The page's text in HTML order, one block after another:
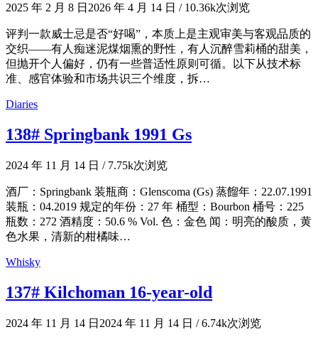
2025 年 2 月 8 日 2026 年 4 月 14 日 /10.36k次浏览
评判一款威士忌是否“好喝”，本质上是主观审美与客观品质的
交织——有人痴迷泥煤烟熏的野性，有人沉醉雪莉桶的甜美，
但抛开个人偏好，仍有一些普适性原则可循。以下从技术标
准、感官体验和市场共识三个维度，拆…
Diaries
138# Springbank 1991 Gs
2024 年 11 月 14 日 /7.75k次浏览
酒厂：Springbank 装瓶商：Glenscoma (Gs) 蒸餾年：22.07.1991
装瓶：04.2019 规定的年份：27 年 桶型：Bourbon 桶号：225
瓶数：272 酒精度：50.6 % Vol. 色：金色 闻：明亮的酸质，黄
色水果，清新的柑橘味…
Whisky
137# Kilchoman 16-year-old
2024 年 11 月 14 日 2024 年 11 月 14 日 /6.74k次浏览